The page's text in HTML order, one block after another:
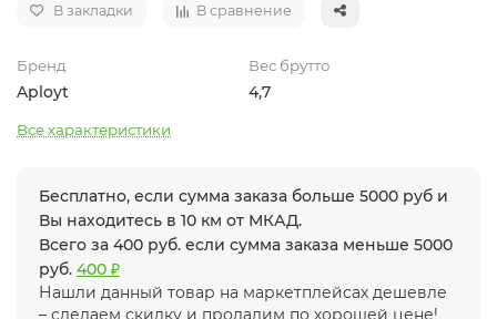
В закладки В сравнение
Бренд
Aployt
Вес брутто
4,7
Все характеристики
Бесплатно, если сумма заказа больше 5000 руб и
Вы находитесь в 10 км от МКАД.
Всего за 400 руб. если сумма заказа меньше 5000
руб. 400 ₽
Нашли данный товар на маркетплейсах дешевле
– сделаем скидку и продадим по хорошей цене!